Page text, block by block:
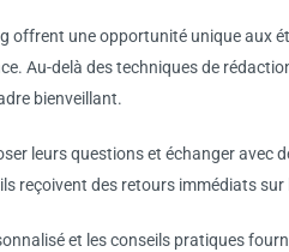
offrent une opportunité unique aux
Au-delà des techniques de
bienveillant.
leurs questions et échanger avec
reçoivent des retours immédiats
et les conseils pratiques